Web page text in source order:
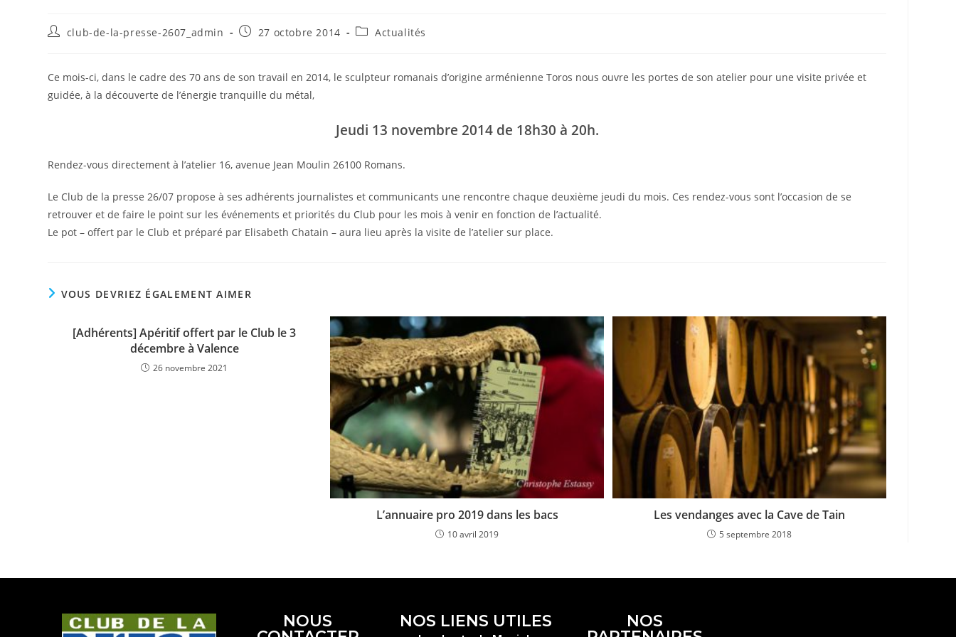
club-de-la-presse-2607_admin 27 octobre 2014 Actualités
Ce mois-ci, dans le cadre des 70 ans de son travail en 2014, le sculpteur romanais d’origine arménienne Toros nous ouvre les portes de son atelier pour une visite privée et
guidée, à la découverte de l’énergie tranquille du métal,
Jeudi 13 novembre 2014 de 18h30 à 20h.
Rendez-vous directement à l’atelier 16, avenue Jean Moulin 26100 Romans.
Le Club de la presse 26/07 propose à ses adhérents journalistes et communicants une rencontre chaque deuxième jeudi du mois. Ces rendez-vous sont l’occasion de se
retrouver et de faire le point sur les événements et priorités du Club pour les mois à venir en fonction de l’actualité.
Le pot – offert par le Club et préparé par Elisabeth Chatain – aura lieu après la visite de l’atelier sur place.
VOUS DEVRIEZ ÉGALEMENT AIMER
[Adhérents] Apéritif offert par le Club le 3
décembre à Valence
26 novembre 2021
L’annuaire pro 2019 dans les bacs
10 avril 2019
Les vendanges avec la Cave de Tain
5 septembre 2018
NOUS
NOS LIENS UTILES
NOS